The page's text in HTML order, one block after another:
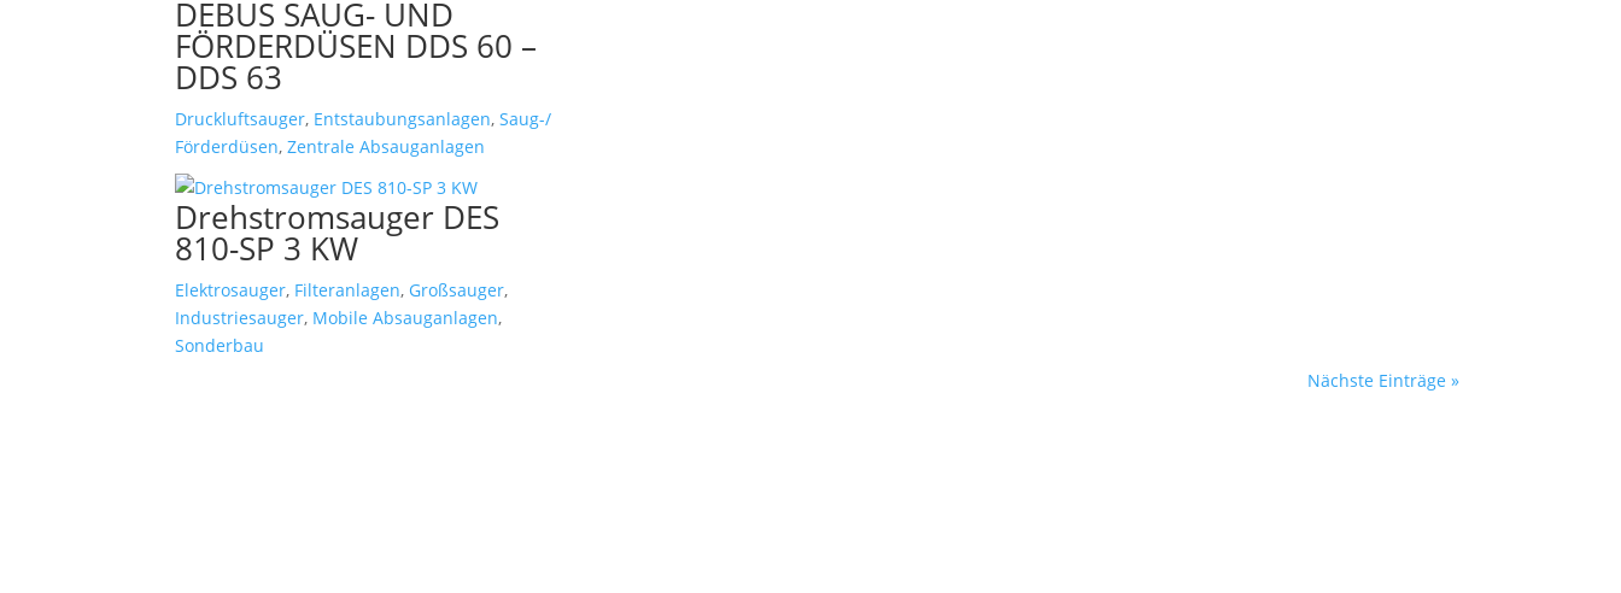
DEBUS SAUG- UND
FÖRDERDÜSEN DDS 60 –
DDS 63
Druckluftsauger, Entstaubungsanlagen,Saug-/
Förderdüsen,Zentrale Absauganlagen
Drehstromsauger DES
810-SP 3 KW
Elektrosauger, Filteranlagen, Großsauger,
Industriesauger, Mobile Absauganlagen,
Sonderbau
Nächste Einträge »